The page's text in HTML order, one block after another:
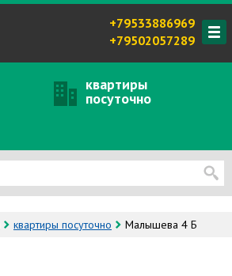
+79533886969
+79502057289
квартиры
посуточно
квартиры посуточно Малышева 4 Б